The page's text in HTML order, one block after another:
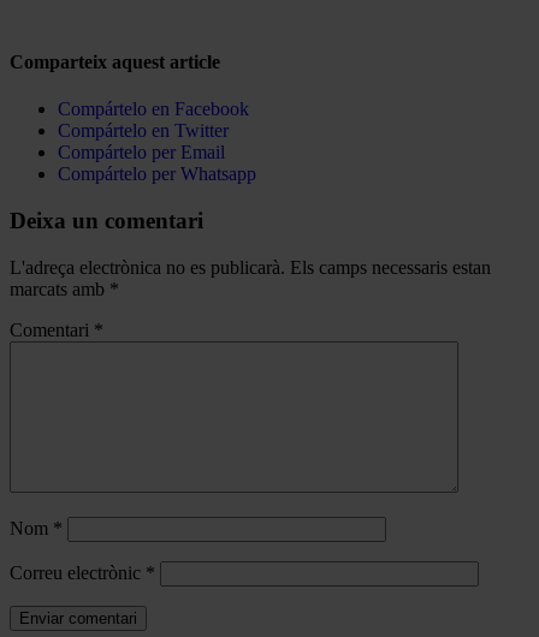
Comparteix aquest article
Compártelo en Facebook
Compártelo en Twitter
Compártelo per Email
Compártelo per Whatsapp
Deixa un comentari
L'adreça electrònica no es publicarà. Els camps necessaris estan
marcats amb *
Comentari *
Nom *
Correu electrònic *